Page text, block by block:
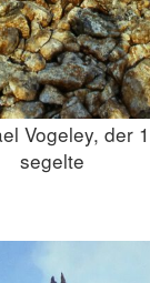
Vogeley, der
segelte